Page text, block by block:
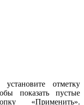
отметку
показать пустые
«Применить».